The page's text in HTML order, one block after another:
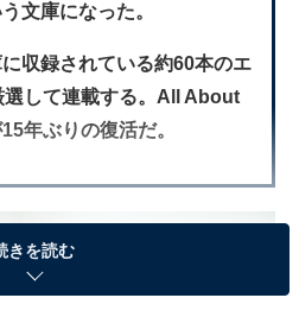
文庫になった。
収録されている約60本のエ
選して連載する。All About
年ぶりの復活だ。
きを読む